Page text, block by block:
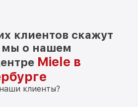
клиентов скажут
мы о нашем
Miele в
клиенты?